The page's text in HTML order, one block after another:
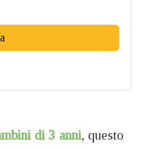
di 3 anni, questo